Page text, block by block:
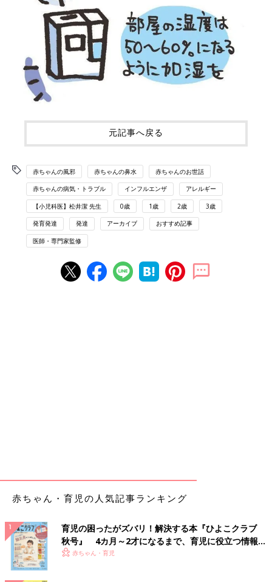
元記事へ戻る
赤ちゃんの風邪 赤ちゃんの鼻水 赤ちゃんのお世話
赤ちゃんの病気・トラブル インフルエンザ アレルギー
【小児科医】松井潔 先生 0歳 1歳 2歳 3歳
発育発達 発達 アーカイブ おすすめ記事
医師・専門家監修
赤ちゃん・育児の人気記事ランキング
育児の困ったがズバリ！解決する本『ひよこクラブ
秋号』 4カ月～2才になるまで、育児に役立つ情報が
いっぱい！
赤ちゃん・育児